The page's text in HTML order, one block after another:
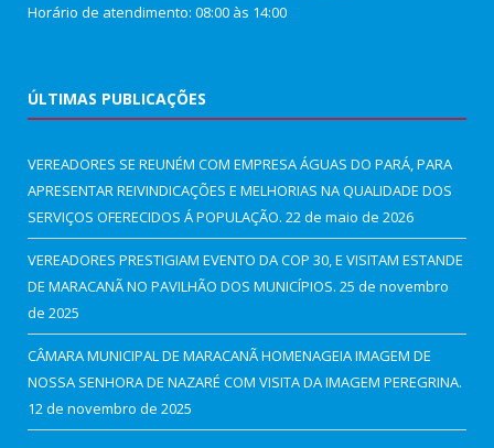
Horário de atendimento: 08:00 às 14:00
ÚLTIMAS PUBLICAÇÕES
VEREADORES SE REUNÉM COM EMPRESA ÁGUAS DO PARÁ, PARA
APRESENTAR REIVINDICAÇÕES E MELHORIAS NA QUALIDADE DOS
SERVIÇOS OFERECIDOS Á POPULAÇÃO. 22 de maio de 2026
VEREADORES PRESTIGIAM EVENTO DA COP 30, E VISITAM ESTANDE
DE MARACANÃ NO PAVILHÃO DOS MUNICÍPIOS. 25 de novembro
de 2025
CÂMARA MUNICIPAL DE MARACANÃ HOMENAGEIA IMAGEM DE
NOSSA SENHORA DE NAZARÉ COM VISITA DA IMAGEM PEREGRINA.
12 de novembro de 2025